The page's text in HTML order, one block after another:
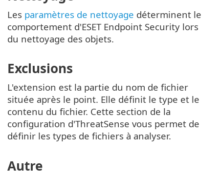
Les paramètres de nettoyage déterminent le
comportement d'ESET Endpoint Security lors
du nettoyage des objets.
Exclusions
L'extension est la partie du nom de fichier
située après le point. Elle définit le type et le
contenu du fichier. Cette section de la
configuration d'ThreatSense vous permet de
définir les types de fichiers à analyser.
Autre